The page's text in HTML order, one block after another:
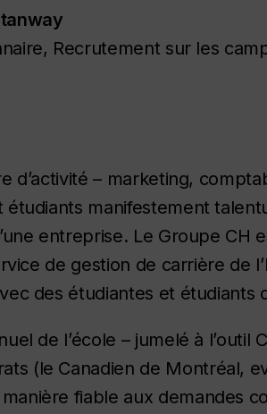
Recrutement sur les
d’activité – marketing,
étudiants manifestement
entreprise. Le Groupe
de gestion de carrière de
des étudiantes et étudiants
de l’école – jumelé à l’outil
(le Canadien de Montréal,
fiable aux demandes